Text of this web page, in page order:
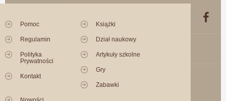
Pomoc
Regulamin
Polityka
Prywatności
Kontakt
Książki
Dział naukowy
Artykuły szkolne
Gry
Zabawki